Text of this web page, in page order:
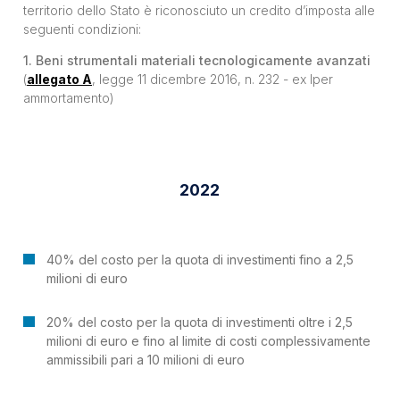
territorio dello Stato è riconosciuto un credito d’imposta alle
seguenti condizioni:
1. Beni strumentali materiali tecnologicamente avanzati
(allegato A, legge 11 dicembre 2016, n. 232 - ex Iper
ammortamento)
2022
40% del costo per la quota di investimenti fino a 2,5
milioni di euro
20% del costo per la quota di investimenti oltre i 2,5
milioni di euro e fino al limite di costi complessivamente
ammissibili pari a 10 milioni di euro